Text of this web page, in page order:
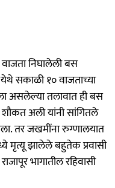
निघालेली बस
येथे सकाळी १० वाजताच्या
असलेल्या तलावात ही बस
अली यांनी सांगितले
तर जखमींना रुग्णालयात
मृत्यू झालेले बहुतेक प्रवासी
भागातील रहिवासी